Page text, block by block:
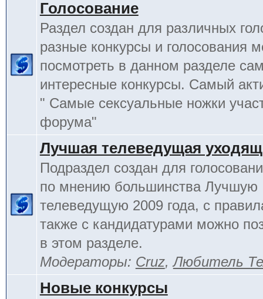
Голосование
Раздел создан для различных
разные конкурсы и голосования
посмотреть в данном разделе
интересные конкурсы. Самый
" Самые сексуальные ножки
форума"
Лучшая телеведущая
Подраздел создан для
по мнению большинства Лучшую
телеведущую 2009 года, с
также с кандидатурами можно
в этом разделе.
Модераторы: Cruz,Любитель
Новые конкурсы